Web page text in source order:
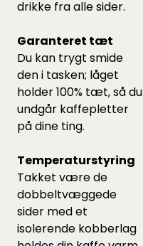
drikke fra alle sider.
Garanteret tæt
Du kan trygt smide
den i tasken; låget
holder 100% tæt, så du
undgår kaffepletter
på dine ting.
Temperaturstyring
Takket være de
dobbeltvæggede
sider med et
isolerende kobberlag